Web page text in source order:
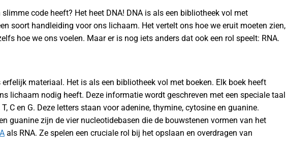
code heeft? Het heet DNA! DNA is als een bibliotheek vol met
soort handleiding voor ons lichaam. Het vertelt ons hoe we eruit moeten zien,
hoe we ons voelen. Maar er is nog iets anders dat ook een rol speelt: RNA.
materiaal. Het is als een bibliotheek vol met boeken. Elk boek heeft
lichaam nodig heeft. Deze informatie wordt geschreven met een speciale taal
C en G. Deze letters staan voor adenine, thymine, cytosine en guanine.
guanine zijn de vier nucleotidebasen die de bouwstenen vormen van het
als RNA. Ze spelen een cruciale rol bij het opslaan en overdragen van